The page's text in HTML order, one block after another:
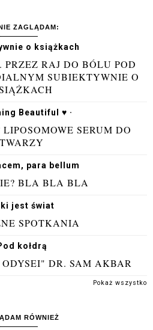
ZAGLĄDAM:
o książkach
RAJ DO BÓLU POD
SUBIEKTYWNIE O
Beautiful ♥ ·
SERUM DO
TWARZY
para bellum
BLA BLA BLA
jest świat
SPOTKANIA
kołdrą
DR. SAM AKBAR
Pokaż wszystko
RÓWNIEŻ